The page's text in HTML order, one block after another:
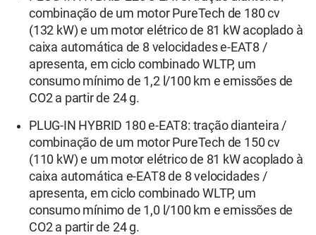
combinação de um motor PureTech de 180 cv
(132 kW) e um motor elétrico de 81 kW acoplado à
caixa automática de 8 velocidades e-EAT8 /
apresenta, em ciclo combinado WLTP, um
consumo mínimo de 1,2 l/100 km e emissões de
CO2 a partir de 24 g.
PLUG-IN HYBRID 180 e-EAT8: tração dianteira /
combinação de um motor PureTech de 150 cv
(110 kW) e um motor elétrico de 81 kW acoplado à
caixa automática e-EAT8 de 8 velocidades /
apresenta, em ciclo combinado WLTP, um
consumo mínimo de 1,0 l/100 km e emissões de
CO2 a partir de 24 g.